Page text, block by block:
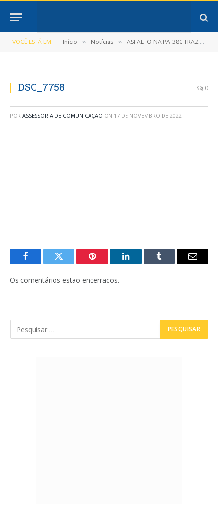
VOCÊ ESTÁ EM: Início » Notícias » ASFALTO NA PA-380 TRAZ DESENVOLVIMENTO À NOVA TIMBOTEUA
DSC_7758 0
POR ASSESSORIA DE COMUNICAÇÃO ON 17 DE NOVEMBRO DE 2022
FacebookTwitter Pinterest LinkedInTumblr
E-
Os comentários estão encerrados.